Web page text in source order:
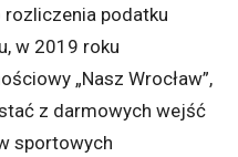
rozliczenia podatku
w 2019 roku
„Nasz Wrocław”,
z darmowych wejść
sportowych